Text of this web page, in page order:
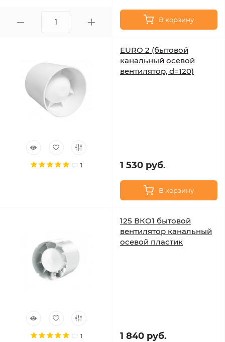
В корзину
1
EURO 2 (бытовой
канальный осевой
вентилятор, d=120)
1 530 руб.
В корзину
1
125 ВКО1 бытовой
вентилятор канальный
осевой пластик
1 840 руб.